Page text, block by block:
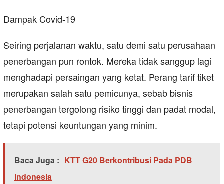
Dampak Covid-19
Seiring perjalanan waktu, satu demi satu perusahaan
penerbangan pun rontok. Mereka tidak sanggup lagi
menghadapi persaingan yang ketat. Perang tarif tiket
merupakan salah satu pemicunya, sebab bisnis
penerbangan tergolong risiko tinggi dan padat modal,
tetapi potensi keuntungan yang minim.
Baca Juga : KTT G20 Berkontribusi Pada PDB
Indonesia